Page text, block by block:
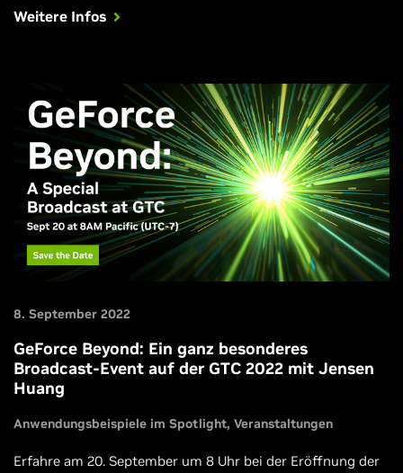
Grafikprozessoren bieten die Leistung, um Spiele mit
Weitere Infos
8. September 2022
GeForce Beyond: Ein ganz besonderes
Broadcast-Event auf der GTC 2022 mit Jensen
Huang
Anwendungsbeispiele im Spotlight Veranstaltungen
Erfahre am 20. September um 8 Uhr bei der Eröffnung der